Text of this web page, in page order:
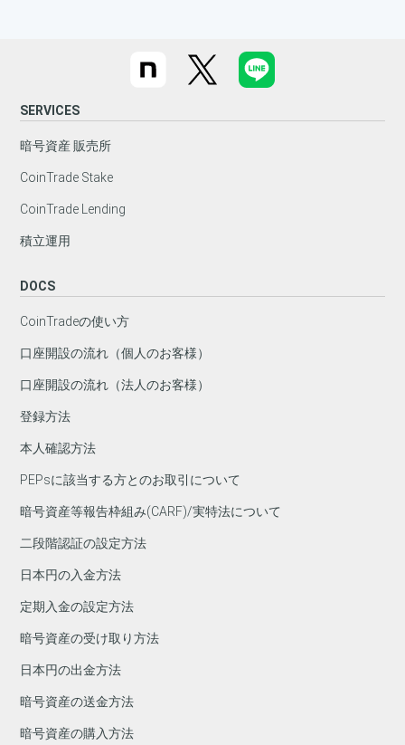
SERVICES
暗号資産 販売所
CoinTrade Stake
CoinTrade Lending
積立運用
DOCS
CoinTradeの使い方
口座開設の流れ（個人のお客様）
口座開設の流れ（法人のお客様）
登録方法
本人確認方法
PEPsに該当する方とのお取引について
暗号資産等報告枠組み(CARF)/実特法について
二段階認証の設定方法
日本円の入金方法
定期入金の設定方法
暗号資産の受け取り方法
日本円の出金方法
暗号資産の送金方法
暗号資産の購入方法